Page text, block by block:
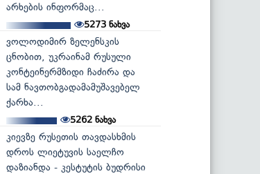
არხების ინფორმაც...
5273 ნახვა
ვოლოდიმირ ზელენსკის
ცნობით, უკრაინამ რუსული
კონტეინერმზიდი ჩაძირა და
სამ ნავთობგადამამუშავებელ
ქარხა...
5262ნახვა
კიევზე რუსეთის თავდასხმის
დროს ლიეტუვის საელჩო
დაზიანდა - კესტუტის ბუდრისი